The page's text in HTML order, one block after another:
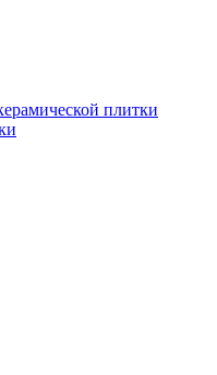
плитки